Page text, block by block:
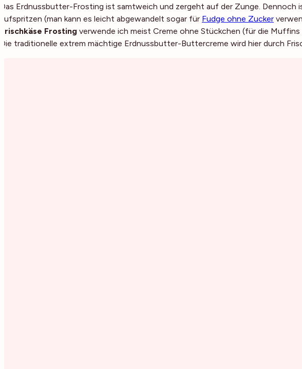
Das Erdnussbutter-Frosting ist samtweich und zergeht auf der Zunge. Dennoch
aufspritzen (man kann es leicht abgewandelt sogar für Fudge ohne Zucker
Frischkäse Frosting verwende ich meist Creme ohne Stückchen (für die Muffins
Die traditionelle extrem mächtige Erdnussbutter-Buttercreme wird hier durch